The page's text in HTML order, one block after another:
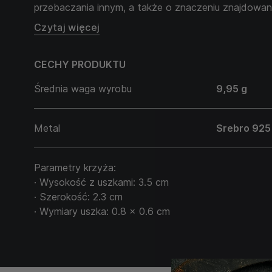
przebaczania innym, a także o znaczeniu
Noszenie krzyża JESUS CHRIST. FORGIVENESS
również stałe przypomnienie o sile ducha i zdolności
Łańcuszek sprzedawany jest oddzielnie i nie
Czytaj więcej
CECHY PRODUKTU
Średnia waga wyrobu
9,95 g
Metal Srebro 925
Parametry krzyża:
· Wysokość z uszkami: 3.5 cm
· Szerokość: 2.3 cm
· Wymiary uszka: 0.8 x 0.6 cm